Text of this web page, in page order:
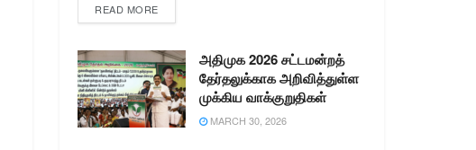
READ MORE
அதிமுக 2026 சட்டமன்றத்
தேர்தலுக்காக அறிவித்துள்ள
முக்கிய வாக்குறுதிகள்
MARCH 30, 2026